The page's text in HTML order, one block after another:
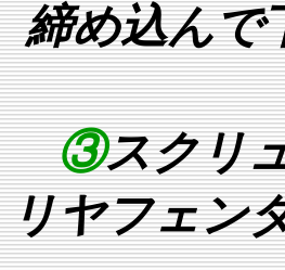
締め込んで
③スクリ
リヤフェン